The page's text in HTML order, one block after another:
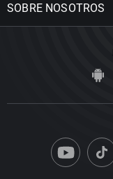
SOBRE NOSOTROS